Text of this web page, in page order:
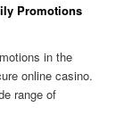
Promotions
in the
online casino.
range of